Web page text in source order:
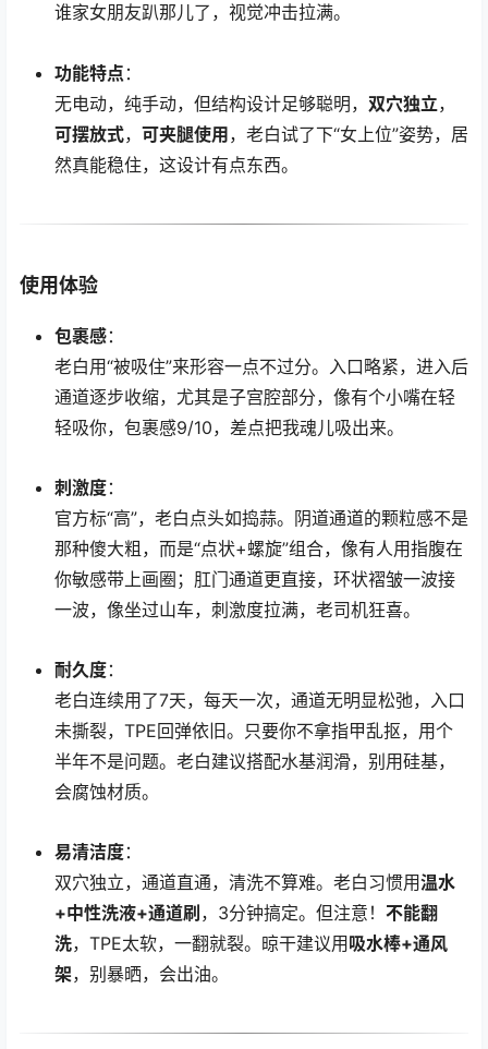
谁家女朋友趴那儿了，视觉冲击拉满。
功能特点 ：
无电动，纯手动，但结构设计足够聪明， 双穴独立，
可摆放式， 可夹腿使用，老白试了下“女上位”姿势，居
然真能稳住，这设计有点东西。
使用体验
包裹感：
老白用“被吸住”来形容一点不过分。入口略紧，进入后
通道逐步收缩，尤其是子宫腔部分，像有个小嘴在轻
轻吸你，包裹感9/10，差点把我魂儿吸出来。
刺激度：
官方标“高”，老白点头如捣蒜。阴道通道的颗粒感不是
那种傻大粗，而是“点状+螺旋”组合，像有人用指腹在
你敏感带上画圈；肛门通道更直接，环状褶皱一波接
一波，像坐过山车，刺激度拉满，老司机狂喜。
耐久度：
老白连续用了7天，每天一次，通道无明显松弛，入口
未撕裂，TPE回弹依旧。只要你不拿指甲乱抠，用个
半年不是问题。老白建议搭配水基润滑，别用硅基，
会腐蚀材质。
易清洁度：
双穴独立，通道直通，清洗不算难。老白习惯用温水
+中性洗液+通道刷 ，3分钟搞定。但注意！ 不能翻
洗，TPE太软，一翻就裂。晾干建议用 吸水棒+通风
架，别暴晒，会出油。